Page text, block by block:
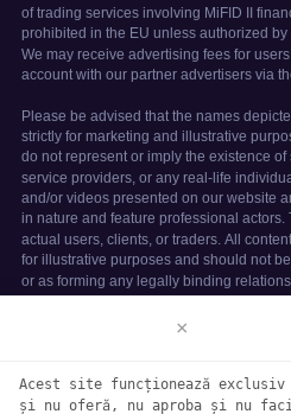
We use cookies to
website, you agree to
×
Acest site funcționează exclusiv
și nu oferă, nu aproba și nu